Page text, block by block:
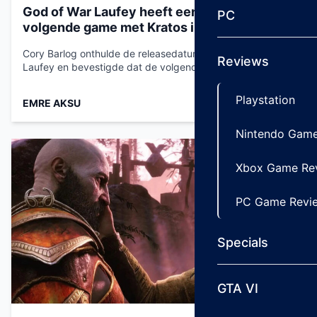
PC
Reviews
Playstation
Nintendo
Xbox Game
PC Game
Specials
GTA VI
God of War Laufey heeft een releasedatum,
volgende game met Kratos in ontwikkeling
Cory Barlog onthulde de releasedatum van God of War:
Laufey en bevestigde dat de volgende…...
EMRE AKSU Jul 26, 2026